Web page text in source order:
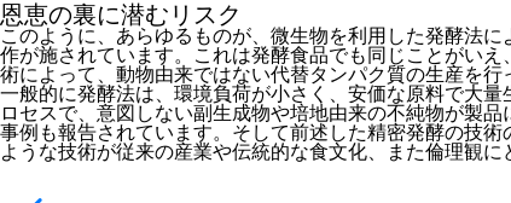
恩恵の裏に潜むリスク
このように、あらゆるものが、微生物を利用した発酵法
作が施されています。これは発酵食品でも同じことがい
術によって、動物由来ではない代替タンパク質の生産を
一般的に発酵法は、環境負荷が小さく、安価な原料で大
ロセスで、意図しない副生成物や培地由来の不純物が製
事例も報告されています。そして前述した精密発酵の技
ような技術が従来の産業や伝統的な食文化、また倫理観